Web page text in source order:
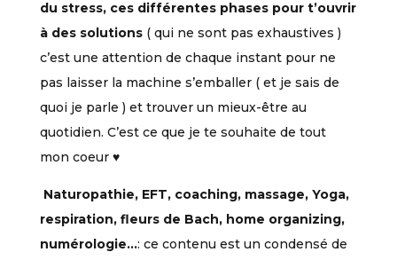
du stress, ces différentes phases pour t’ouvrir
à des solutions( qui ne sont pas exhaustives )
c’est une attention de chaque instant pour ne
pas laisser la machine s’emballer ( et je sais de
quoi je parle ) et trouver un mieux-être au
quotidien. C’est ce que je te souhaite de tout
mon coeur ♥️
Naturopathie, EFT, coaching, massage, Yoga,
respiration, fleurs de Bach, home organizing,
numérologie…: ce contenu est un condensé de